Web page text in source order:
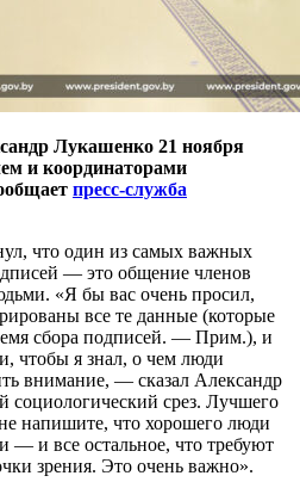
Лукашенко 21 ноября
и координаторами
пресс-служба
что один из самых важных
— это общение членов
«Я бы вас очень просил,
все те данные (которые
сбора подписей. — Прим.), и
чтобы я знал, о чем люди
внимание, — сказал Александр
срез. Лучшего
напишите, что хорошего люди
— и все остальное, что требуют
зрения. Это очень важно».